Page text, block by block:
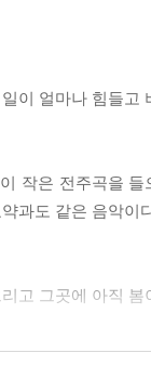
이 얼마나 힘들
작은 전주곡을
과도 같은 음악이
고 그곳에 아직